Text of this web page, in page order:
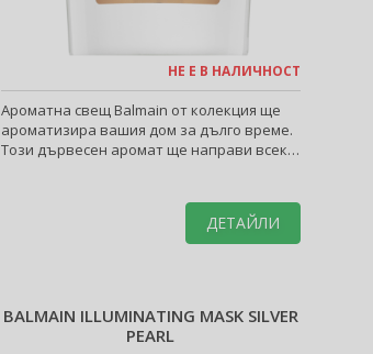
НЕ Е В НАЛИЧНОСТ
Ароматна свещ Balmain от колекция ще
ароматизира вашия дом за дълго време.
Този дървесен аромат ще направи всеки
ДЕТАЙЛИ
BALMAIN ILLUMINATING MASK SILVER
PEARL